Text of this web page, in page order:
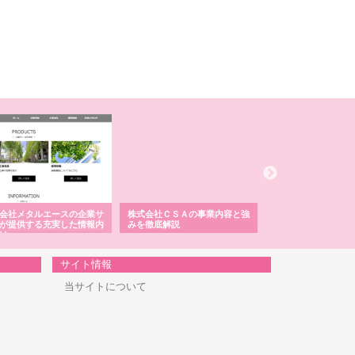
社メタルエースの企業サ
提供する充実した情報内
株式会社ＣＳＡの事業内容と強
みを徹底解説
サイト情報
当サイトについて